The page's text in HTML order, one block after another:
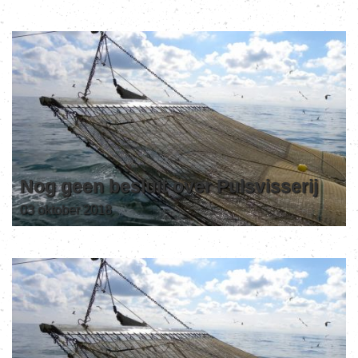
Nog geen besluit over Pulsvisserij
03 oktober 2018